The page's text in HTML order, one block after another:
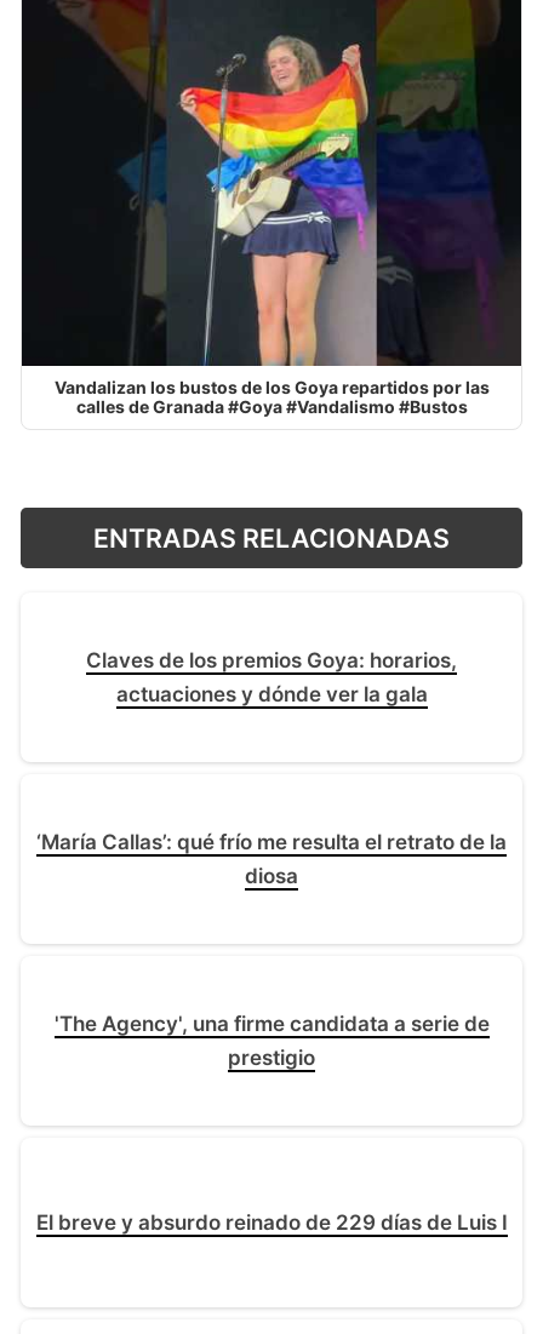
Vandalizan los bustos de los Goya repartidos por las
calles de Granada #Goya #Vandalismo #Bustos
ENTRADAS RELACIONADAS
Claves de los premios Goya: horarios,
actuaciones y dónde ver la gala
‘María Callas’: qué frío me resulta el retrato de la
diosa
'The Agency', una firme candidata a serie de
prestigio
El breve y absurdo reinado de 229 días de Luis I